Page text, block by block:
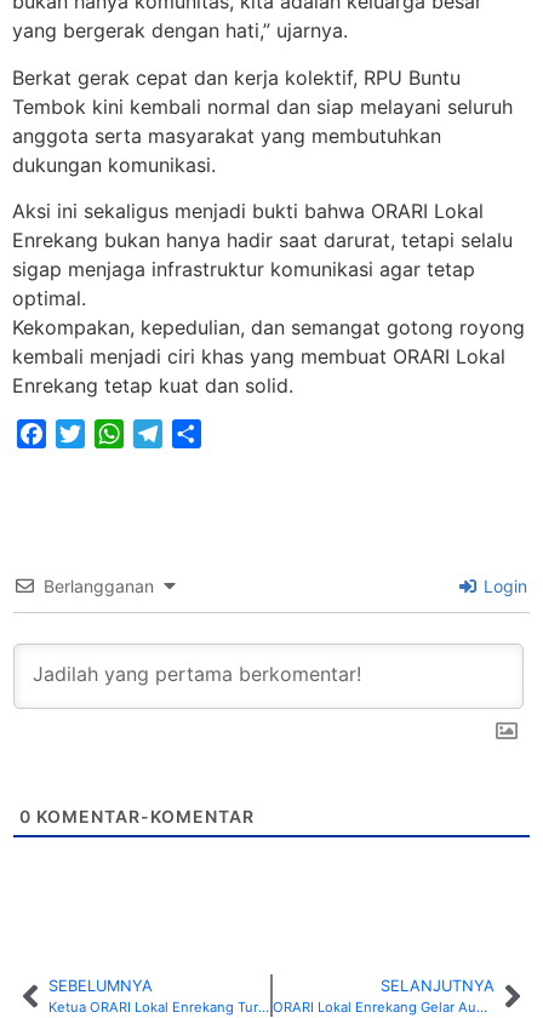
yang bergerak dengan hati,” ujarnya.
Berkat gerak cepat dan kerja kolektif, RPU Buntu
Tembok kini kembali normal dan siap melayani seluruh
anggota serta masyarakat yang membutuhkan
dukungan komunikasi.
Aksi ini sekaligus menjadi bukti bahwa ORARI Lokal
Enrekang bukan hanya hadir saat darurat, tetapi selalu
sigap menjaga infrastruktur komunikasi agar tetap
optimal.
Kekompakan, kepedulian, dan semangat gotong royong
kembali menjadi ciri khas yang membuat ORARI Lokal
Enrekang tetap kuat dan solid.
FacebookTwitterWhatsAppTelegram
Berlangganan Login
0 KOMENTAR-KOMENTAR
SEBELUMNYA
Ketua ORARI Lokal Enrekang Turun Tangan! RPU Buntu Bolong yang Rusak Disambar Petir Berhasil Dipulihkan
SELANJUTNYA
ORARI Lokal Enrekang Gelar Audiensi dengan Bupati, Kapolres, dan Ketua DPRD Sekaligus Penyerahan Donasi Kemanusiaan